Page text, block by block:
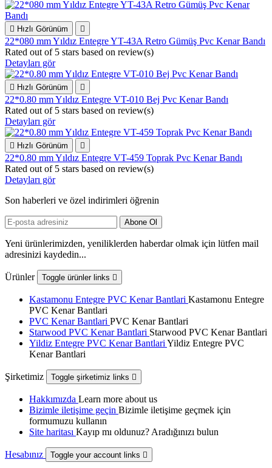
 Hızlı Görünüm 
22*080 mm Yıldız Entegre YT-43A Retro Gümüş Pvc Kenar Bandı
Rated out of 5 stars based on review(s)
Detayları gör
 Hızlı Görünüm 
22*0.80 mm Yıldız Entegre VT-010 Bej Pvc Kenar Bandı
Rated out of 5 stars based on review(s)
Detayları gör
 Hızlı Görünüm 
22*0.80 mm Yıldız Entegre VT-459 Toprak Pvc Kenar Bandı
Rated out of 5 stars based on review(s)
Detayları gör
Son haberleri ve özel indirimleri öğrenin
Yeni ürünlerimizden, yeniliklerden haberdar olmak için lütfen mail
adresinizi kaydedin...
Ürünler Toggle ürünler links 
Kastamonu Entegre PVC Kenar Bantlari Kastamonu Entegre
PVC Kenar Bantlari
PVC Kenar Bantlari PVC Kenar Bantlari
Starwood PVC Kenar Bantlari Starwood PVC Kenar Bantlari
Yildiz Entegre PVC Kenar Bantlari Yildiz Entegre PVC
Kenar Bantlari
Şirketimiz Toggle şirketimiz links 
Hakkımızda Learn more about us
Bizimle iletişime geçin Bizimle iletişime geçmek için
formumuzu kullanın
Site haritası Kayıp mı oldunuz? Aradığınızı bulun
Hesabınız Toggle your account links 